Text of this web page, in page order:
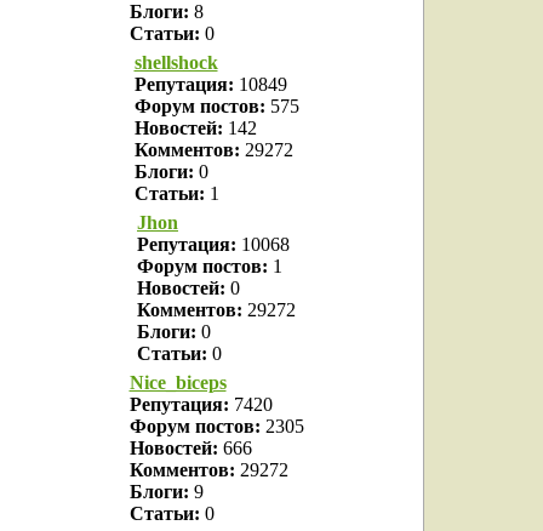
Блоги: 8
Статьи: 0
shellshock
Репутация: 10849
Форум постов: 575
Новостей: 142
Комментов: 29272
Блоги: 0
Статьи: 1
Jhon
Репутация: 10068
Форум постов: 1
Новостей: 0
Комментов: 29272
Блоги: 0
Статьи: 0
Nice_biceps
Репутация: 7420
Форум постов: 2305
Новостей: 666
Комментов: 29272
Блоги: 9
Статьи: 0